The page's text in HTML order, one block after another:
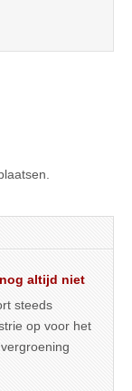
altijd niet
steeds
op voor het